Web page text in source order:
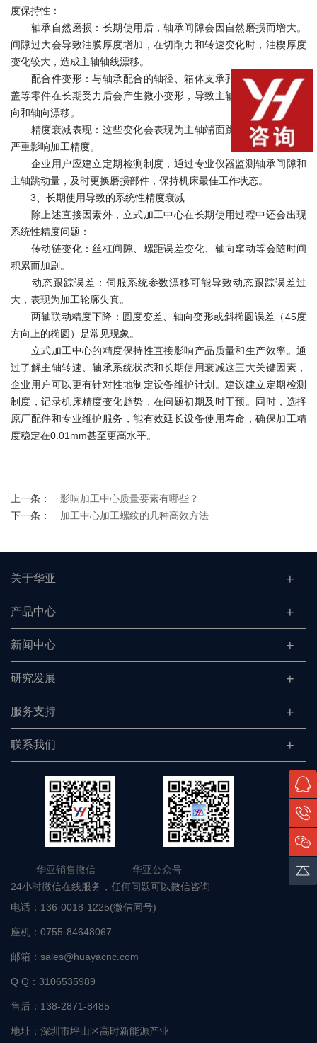
度保持性：
轴承自然磨损：长期使用后，轴承间隙会因自然磨损而增大。
间隙过大会导致油膜厚度增加，在切削力和转速变化时，油楔厚度
变化较大，造成主轴轴线漂移。
配合件变形：与轴承配合的轴径、箱体支承孔、轴肩、轴承端
盖等零件在长期受力后会产生微小变形，导致主轴回转轴线发生径
向和轴向漂移。
精度衰减表现：这些变化会表现为主轴端面跳动和径向跳动，
严重影响加工精度。
企业用户应建立定期检测制度，通过专业仪器监测轴承间隙和
主轴跳动量，及时更换磨损部件，保持机床最佳工作状态。
3、长期使用导致的系统性精度衰减
除上述直接因素外，立式加工中心在长期使用过程中还会出现
系统性精度问题：
传动链变化：丝杠间隙、螺距误差变化、轴向窜动等会随时间
积累而加剧。
动态跟踪误差：伺服系统参数漂移可能导致动态跟踪误差过
大，表现为加工轮廓失真。
两轴联动精度下降：圆度变差、轴向变形或斜椭圆误差（45度
方向上的椭圆）是常见现象。
立式加工中心的精度保持性直接影响产品质量和生产效率。通
过了解主轴转速、轴承系统状态和长期使用衰减这三大关键因素，
企业用户可以更有针对性地制定设备维护计划。建议建立定期检测
制度，记录机床精度变化趋势，在问题初期及时干预。同时，选择
原厂配件和专业维护服务，能有效延长设备使用寿命，确保加工精
度稳定在0.01mm甚至更高水平。
上一条：
影响加工中心质量要素有哪些？
下一条：
加工中心加工螺纹的几种高效方法
关于华亚
产品中心
新闻中心
研究发展
服务支持
联系我们
华亚销售微信 华亚公众号
24小时微信在线服务，任何问题可以微信咨询
电话： 136-0018-1225(微信同号)
座机： 0755-84648067
邮箱： sales@huayacnc.com
Q Q： 3106535989
售后： 138-2871-8485
地址： 深圳市坪山区高时新能源产业